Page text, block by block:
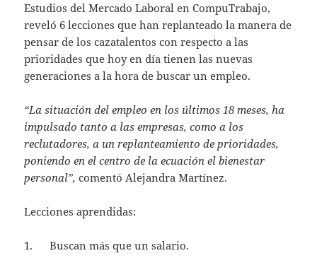
Estudios del Mercado Laboral en CompuTrabajo,
reveló 6 lecciones que han replanteado la manera de
pensar de los cazatalentos con respecto a las
prioridades que hoy en día tienen las nuevas
generaciones a la hora de buscar un empleo.
“La situación del empleo en los últimos 18 meses, ha
impulsado tanto a las empresas, como a los
reclutadores, a un replanteamiento de prioridades,
poniendo en el centro de la ecuación el bienestar
personal”, comentó Alejandra Martínez.
Lecciones aprendidas:
1. Buscan más que un salario.